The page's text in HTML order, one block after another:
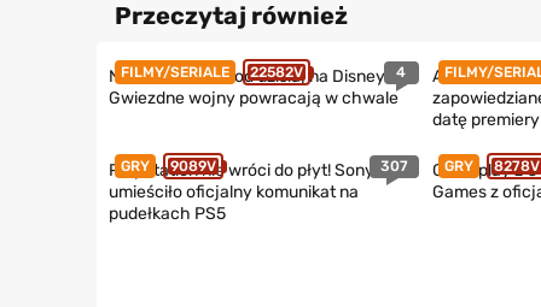
Przeczytaj również
FILMY/SERIALE 22582V 4
Nowe Star Wars od dzisiaj na Disney+.
Gwiezdne wojny powracają w chwale
FILMY/
Assassin’s
datę premiery
GRY 9089V 307
PlayStation nie wróci do płyt! Sony
umieściło oficjalny komunikat na
pudełkach PS5
GRY 8278V
Gameplay z
Games z